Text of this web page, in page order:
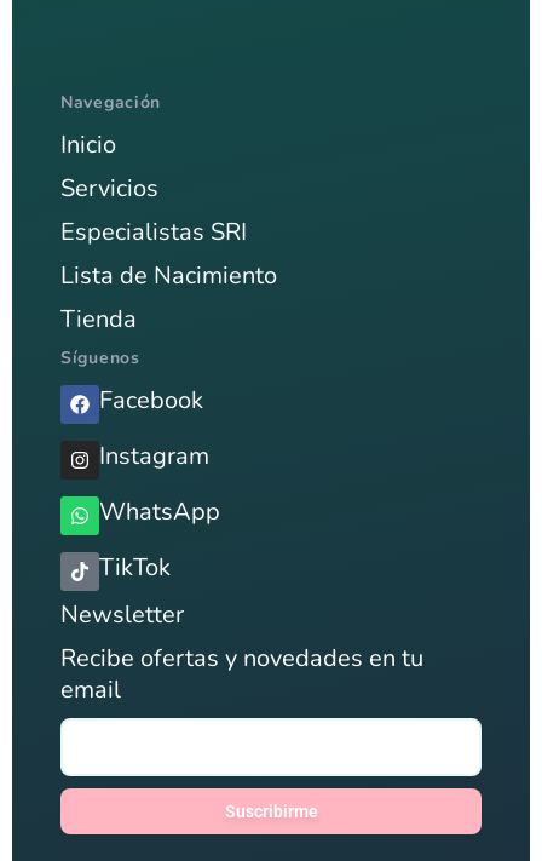
Navegación
Inicio
Servicios
Especialistas SRI
Lista de Nacimiento
Tienda
Síguenos
Facebook
Instagram
WhatsApp
TikTok
Newsletter
Recibe ofertas y novedades en tu
email
Suscribirme